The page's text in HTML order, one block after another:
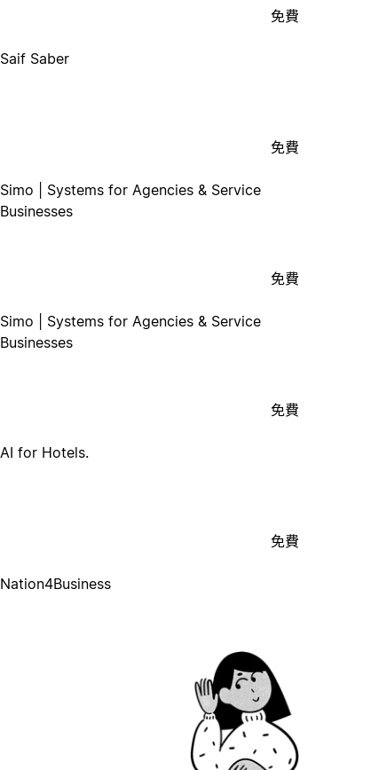
Saif Saber
免費
Simo | Systems for Agencies & Service
Businesses
免費
Simo | Systems for Agencies & Service
Businesses
免費
AI for Hotels.
免費
Nation4Business
免費